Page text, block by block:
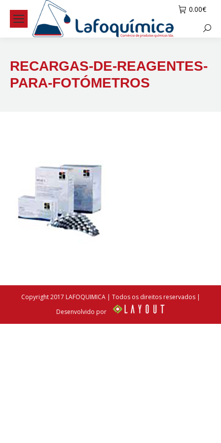
0.00€
RECARGAS-DE-REAGENTES-
PARA-FOTÓMETROS
Copyright 2017 LAFOQUIMICA | Todos os direitos reservados |
Desenvolvido por